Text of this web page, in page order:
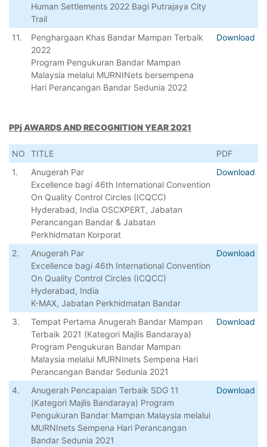
Human Settlements 2022 Bagi Putrajaya City
Trail
11.
Penghargaan Khas Bandar Mampan Terbaik
2022
Program Pengukuran Bandar Mampan
Malaysia melalui MURNINets bersempena
Hari Perancangan Bandar Sedunia 2022
Download
PPj AWARDS AND RECOGNITION YEAR 2021
NO TITLE
PDF
1.
Anugerah Par
Excellence bagi 46th International Convention
On Quality Control Circles (ICQCC)
Hyderabad, India OSCXPERT, Jabatan
Perancangan Bandar & Jabatan
Perkhidmatan Korporat
Download
2.
Anugerah Par
Excellence bagi 46th International Convention
On Quality Control Circles (ICQCC)
Hyderabad, India
K-MAX, Jabatan Perkhidmatan Bandar
Download
3.
Tempat Pertama Anugerah Bandar Mampan
Terbaik 2021 (Kategori Majlis Bandaraya)
Program Pengukuran Bandar Mampan
Malaysia melalui MURNInets Sempena Hari
Perancangan Bandar Sedunia 2021
Download
4.
Anugerah Pencapaian Terbaik SDG 11
(Kategori Majlis Bandaraya) Program
Pengukuran Bandar Mampan Malaysia melalui
MURNInets Sempena Hari Perancangan
Bandar Sedunia 2021
Download